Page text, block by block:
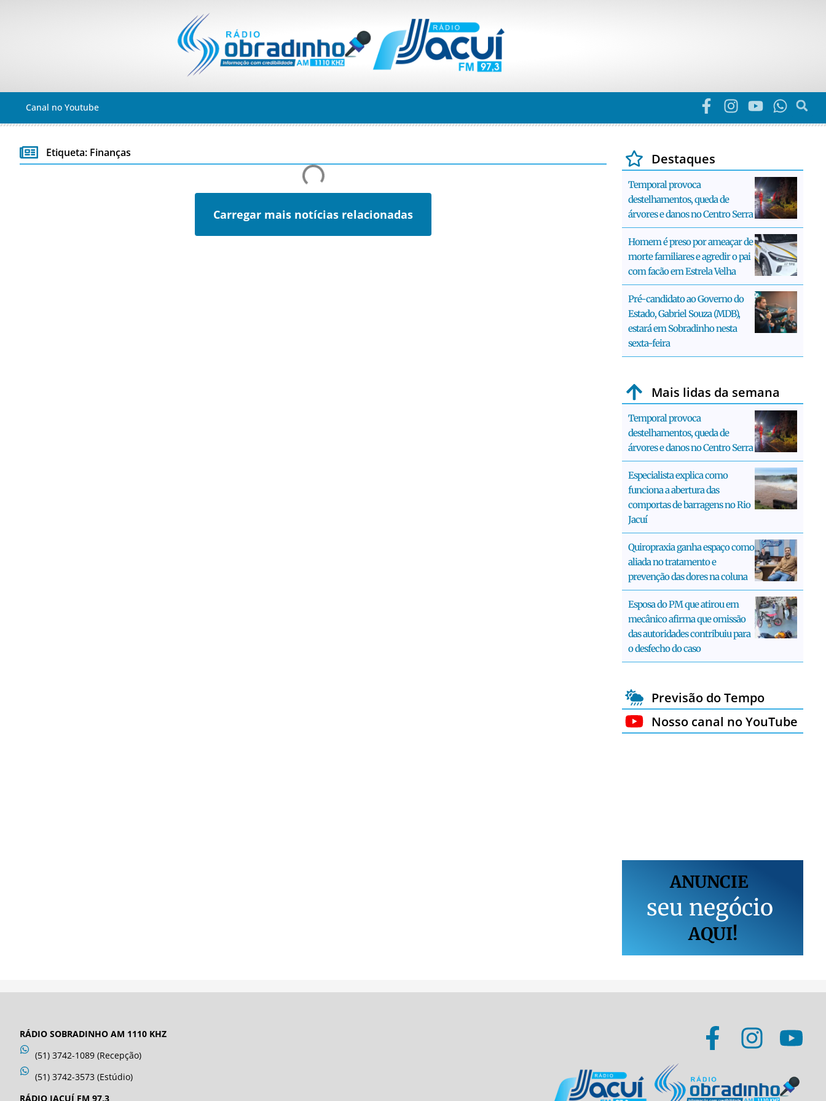
Canal no Youtube
Etiqueta: Finanças
Carregar mais notícias relacionadas
Destaques
Temporal provoca
destelhamentos, queda de
árvores e danos no Centro Serra
Homem é preso por ameaçar de
morte familiares e agredir o pai
com facão em Estrela Velha
Pré-candidato ao Governo do
Estado, Gabriel Souza (MDB),
estará em Sobradinho nesta
sexta-feira
Mais lidas da semana
Temporal provoca
destelhamentos, queda de
árvores e danos no Centro Serra
Especialista explica como
funciona a abertura das
comportas de barragens no Rio
Jacuí
Quiropraxia ganha espaço como
aliada no tratamento e
prevenção das dores na coluna
Esposa do PM que atirou em
mecânico afirma que omissão
das autoridades contribuiu para
o desfecho do caso
Previsão do Tempo
Nosso canal no YouTube
ANUNCIE
seu negócio
AQUI!
RÁDIO SOBRADINHO AM 1110 KHZ
(51) 3742-1089 (Recepção)
(51) 3742-3573 (Estúdio)
RÁDIO JACUÍ FM 97,3